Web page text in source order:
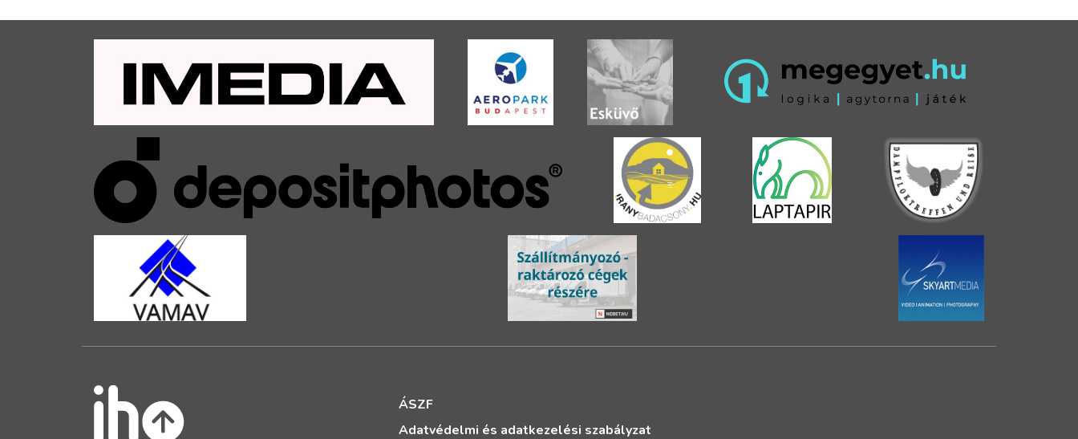
ÁSZF
Adatvédelmi és adatkezelési szabályzat